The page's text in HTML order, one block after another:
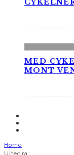
MED
MONT
Home
Ultegra